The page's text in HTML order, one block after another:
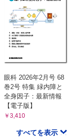
眼科 2026年2月号 68
巻2号 特集 緑内障と
全身因子：最新情報
【電子版】
￥3,410
すべてを表示